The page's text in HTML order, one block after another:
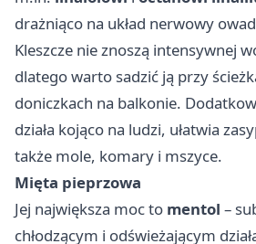
drażniąco na układ nerwowy
Kleszcze nie znoszą intensywnej
dlatego warto sadzić ją przy
doniczkach na balkonie.
działa kojąco na ludzi, ułatwia
także mole, komary i mszyce.
Mięta pieprzowa
Jej największa moc to mentol –
chłodzącym i odświeżającym